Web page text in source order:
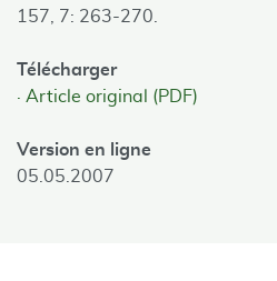
157, 7: 263-270.
Télécharger
Article original (PDF)
Version en ligne
05.05.2007